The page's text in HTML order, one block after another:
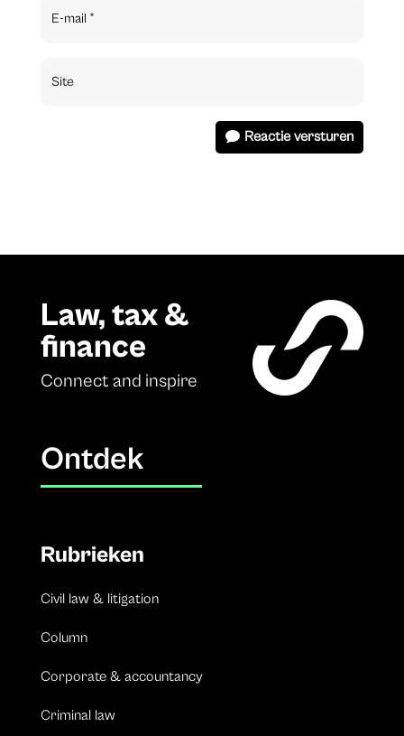
Reactie versturen
Law, tax &
finance
Connect and inspire
Ontdek
Rubrieken
Civil law & litigation
Column
Corporate & accountancy
Criminal law